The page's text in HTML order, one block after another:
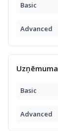
Basic
Advanced
Uzņēmuma
Basic
Advanced